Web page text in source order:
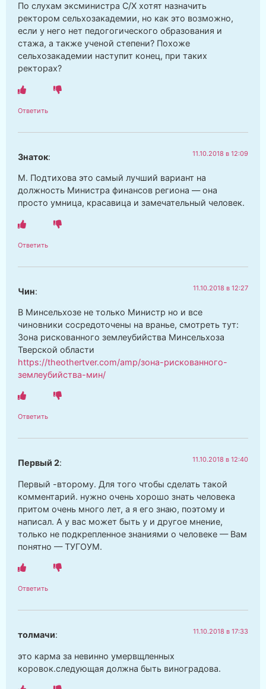
По слухам эксминистра С/Х хотят назначить
ректором сельхозакадемии, но как это возможно,
если у него нет педогогического образования и
стажа, а также ученой степени? Похоже
сельхозакадемии наступит конец, при таких
ректорах?
Ответить
Знаток: 11.10.2018 в 12:09
М. Подтихова это самый лучший вариант на
должность Министра финансов региона — она
просто умница, красавица и замечательный человек.
Ответить
Чин: 11.10.2018 в 12:27
В Минсельхозе не только Министр но и все
чиновники сосредоточены на вранье, смотреть тут:
Зона рискованного землеубийства Минсельхоза
Тверской области
https://theothertver.com/amp/зона-рискованного-
землеубийства-мин/
Ответить
Первый 2: 11.10.2018 в 12:40
Первый -второму. Для того чтобы сделать такой
комментарий. нужно очень хорошо знать человека
притом очень много лет, а я его знаю, поэтому и
написал. А у вас может быть у и другое мнение,
только не подкрепленное знаниями о человеке — Вам
понятно — ТУГОУМ.
Ответить
толмачи: 11.10.2018 в 17:33
это карма за невинно умервщленных
коровок.следующая должна быть виноградова.